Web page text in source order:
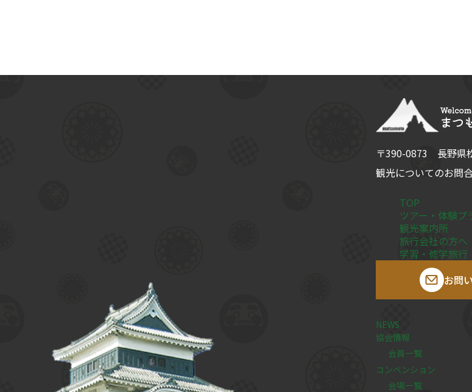
〒390-0873 長野県
観光についてのお問合
TOP
ツアー・体験プ
観光案内所
旅行会社の方へ
学習・修学旅行
お問
NEWS
協会情報
会員一覧
コンベンション
会場一覧